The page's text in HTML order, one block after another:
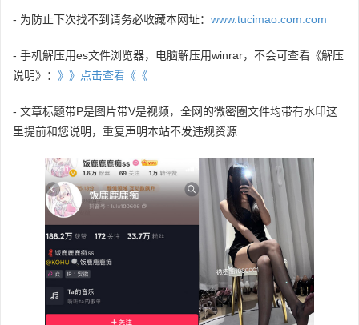
- 为防止下次找不到请务必收藏本网址： www.tucimao.com.com
- 手机解压用es文件浏览器，电脑解压用winrar，不会可查看《解压
说明》： 》》点击查看《《
- 文章标题带P是图片带V是视频，全网的微密圈文件均带有水印这
里提前和您说明，重复声明本站不发违规资源